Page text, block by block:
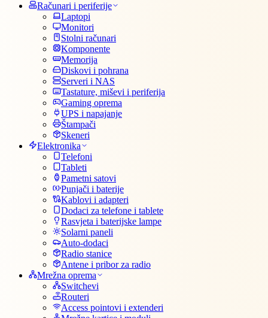
Računari i periferije
Laptopi
Monitori
Stolni računari
Komponente
Memorija
Diskovi i pohrana
Serveri i NAS
Tastature, miševi i periferija
Gaming oprema
UPS i napajanje
Štampači
Skeneri
Elektronika
Telefoni
Tableti
Pametni satovi
Punjači i baterije
Kablovi i adapteri
Dodaci za telefone i tablete
Rasvjeta i baterijske lampe
Solarni paneli
Auto-dodaci
Radio stanice
Antene i pribor za radio
Mrežna oprema
Switchevi
Routeri
Access pointovi i extenderi